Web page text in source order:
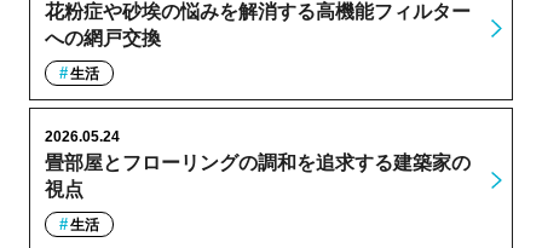
花粉症や砂埃の悩みを解消する高機能フィルター
への網戸交換
生活
畳部屋とフローリングの調和を追求する建築家の
視点
2026.05.24
生活